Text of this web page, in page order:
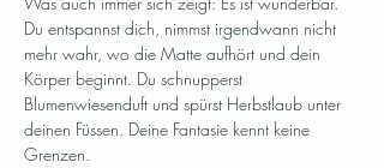
Du entspannst dich, nimmst irgendwann nicht
mehr wahr, wo die Matte aufhört und dein
Körper beginnt. Du schnupperst
Blumenwiesenduft und spürst Herbstlaub unter
deinen Füssen. Deine Fantasie kennt keine
Grenzen.